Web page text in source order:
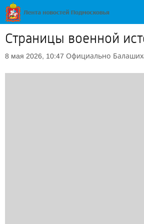
Страницы военной
8 мая 2026, 10:47 Официально